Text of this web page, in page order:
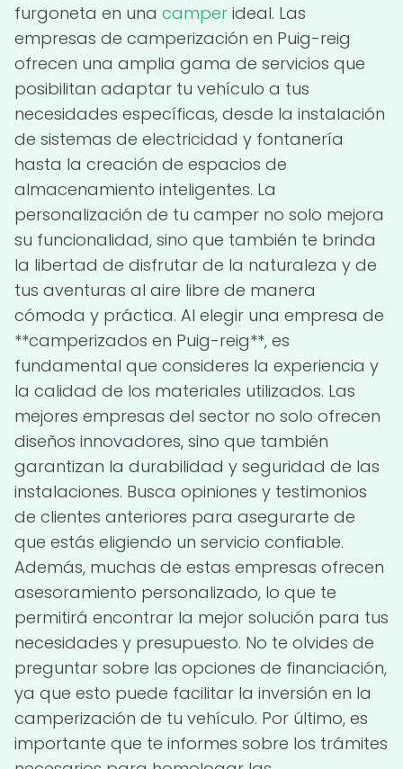
furgoneta en una camper ideal. Las
empresas de camperización en Puig-reig
ofrecen una amplia gama de servicios que
posibilitan adaptar tu vehículo a tus
necesidades específicas, desde la instalación
de sistemas de electricidad y fontanería
hasta la creación de espacios de
almacenamiento inteligentes. La
personalización de tu camper no solo mejora
su funcionalidad, sino que también te brinda
la libertad de disfrutar de la naturaleza y de
tus aventuras al aire libre de manera
cómoda y práctica. Al elegir una empresa de
**camperizados en Puig-reig**, es
fundamental que consideres la experiencia y
la calidad de los materiales utilizados. Las
mejores empresas del sector no solo ofrecen
diseños innovadores, sino que también
garantizan la durabilidad y seguridad de las
instalaciones. Busca opiniones y testimonios
de clientes anteriores para asegurarte de
que estás eligiendo un servicio confiable.
Además, muchas de estas empresas ofrecen
asesoramiento personalizado, lo que te
permitirá encontrar la mejor solución para tus
necesidades y presupuesto. No te olvides de
preguntar sobre las opciones de financiación,
ya que esto puede facilitar la inversión en la
camperización de tu vehículo. Por último, es
importante que te informes sobre los trámites